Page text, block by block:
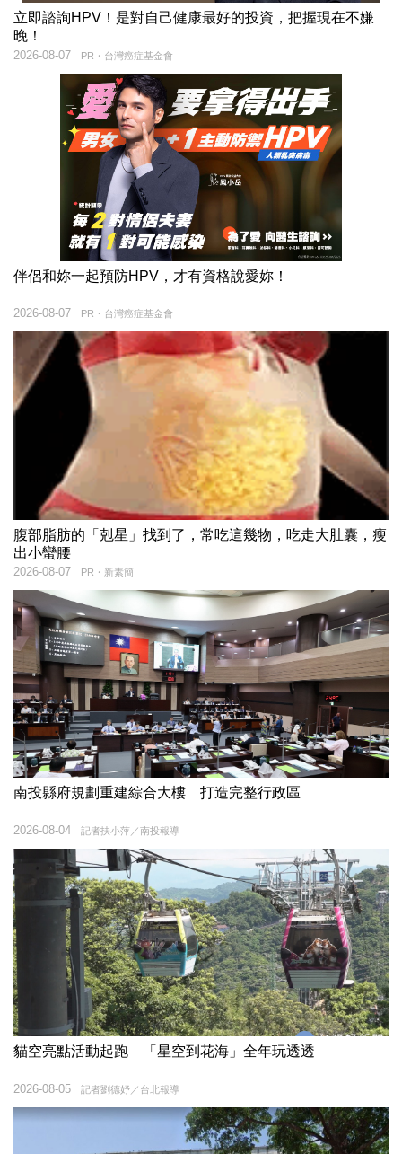
立即諮詢HPV！是對自己健康最好的投資，把握現在不嫌
晚！
PR・台灣癌症基金會
2026-08-07
伴侶和妳一起預防HPV，才有資格說愛妳！
PR・台灣癌症基金會
2026-08-07
腹部脂肪的「剋星」找到了，常吃這幾物，吃走大肚囊，瘦
出小蠻腰
PR・新素簡
2026-08-07
南投縣府規劃重建綜合大樓 打造完整行政區
記者扶小萍／南投報導
2026-08-04
貓空亮點活動起跑 「星空到花海」全年玩透透
記者劉德妤／台北報導
2026-08-05